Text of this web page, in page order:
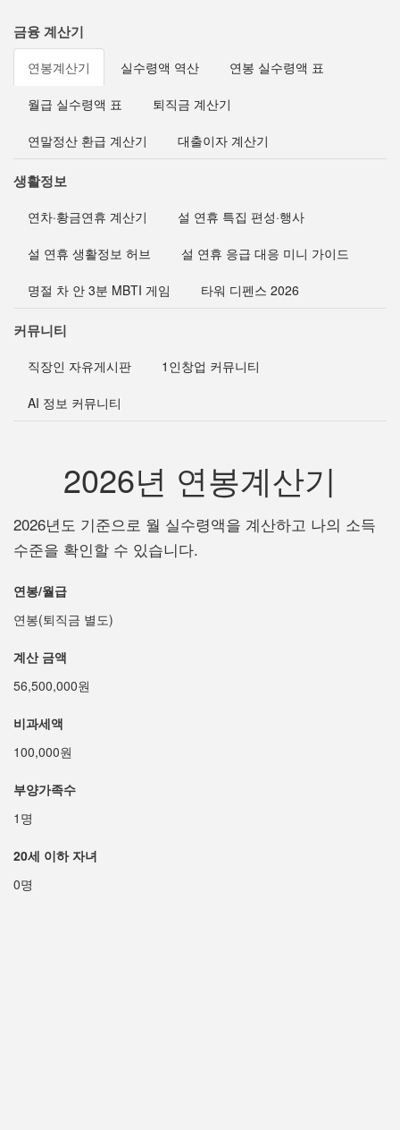
금융 계산기
연봉계산기 실수령액 역산 연봉 실수령액 표
월급 실수령액 표 퇴직금 계산기
연말정산 환급 계산기 대출이자 계산기
생활정보
연차·황금연휴 계산기 설 연휴 특집 편성·행사
설 연휴 생활정보 허브 설 연휴 응급 대응 미니 가이드
명절 차 안 3분 MBTI 게임 타워 디펜스 2026
커뮤니티
직장인 자유게시판 1인창업 커뮤니티
AI 정보 커뮤니티
2026년 연봉계산기
2026년도 기준으로 월 실수령액을 계산하고 나의 소득
수준을 확인할 수 있습니다.
연봉/월급
연봉(퇴직금 별도)
계산 금액
56,500,000원
비과세액
100,000원
부양가족수
1명
20세 이하 자녀
0명